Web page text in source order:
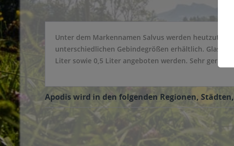
Unter dem Markennamen Salvus werden
unterschiedlichen Gebindegrößen erhältlich.
Liter sowie 0,5 Liter angeboten werden. Sehr gerne
Apodis wird in den folgenden Regionen,